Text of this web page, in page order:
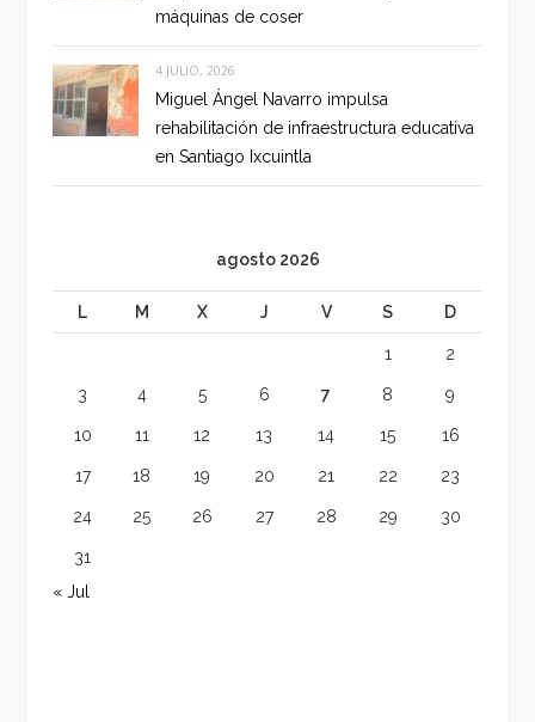
máquinas de coser
4 JULIO, 2026
Miguel Ángel Navarro impulsa
rehabilitación de infraestructura educativa
en Santiago Ixcuintla
agosto 2026
L M X J V S D
1 2
3 4 5 6 7 8 9
10 11 12 13 14 15 16
17 18 19 20 21 22 23
24 25 26 27 28 29 30
31
« Jul